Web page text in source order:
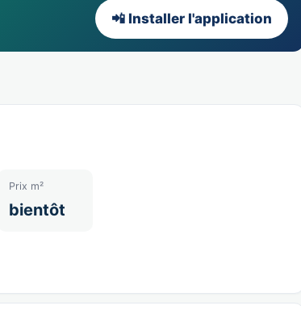
📲 Installer l'application
Prix m²
bientôt